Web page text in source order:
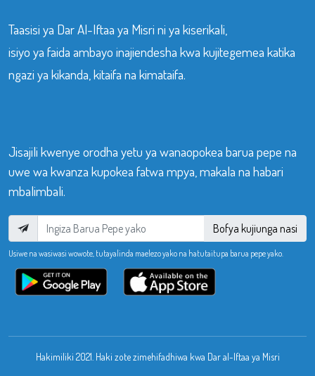
Taasisi ya Dar Al-Iftaa ya Misri ni ya kiserikali,
isiyo ya faida ambayo inajiendesha kwa kujitegemea katika
ngazi ya kikanda, kitaifa na kimataifa.
Jisajili kwenye orodha yetu ya wanaopokea barua pepe na
uwe wa kwanza kupokea fatwa mpya, makala na habari
mbalimbali.
Bofya kujiunga nasi
Usiwe na wasiwasi wowote, tutayalinda maelezo yako na hatutaitupa barua pepe yako.
Hakimiliki 2021. Haki zote zimehifadhiwa kwa Dar al-Iftaa ya Misri